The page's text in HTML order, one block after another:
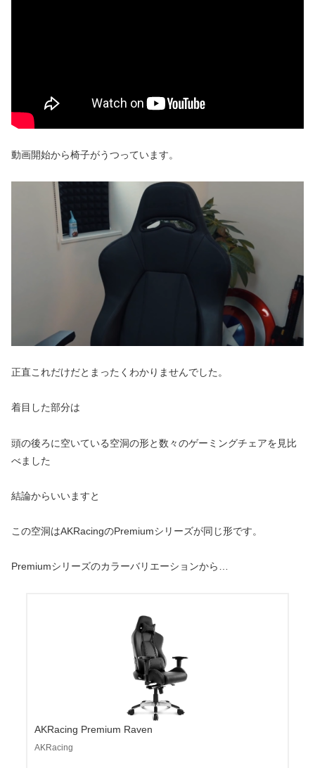
動画開始から椅子がうつっています。
正直これだけだとまったくわかりませんでした。
着目した部分は
頭の後ろに空いている空洞の形と数々のゲーミングチェアを見比
べました
結論からいいますと
この空洞はAKRacingのPremiumシリーズが同じ形です。
Premiumシリーズのカラーバリエーションから…
AKRacing Premium Raven
AKRacing